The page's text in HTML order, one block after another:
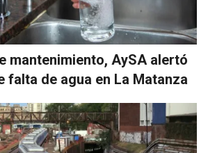
mantenimiento, AySA alertó
falta de agua en La Matanza